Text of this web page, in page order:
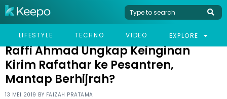
LIFESTYLE TECHNO VIDEO EXPLORE
HOME CELEB
RAFFI AHMAD UNGKAP KEINGINAN KIRIM RAFATHAR KE
Raffi Ahmad Ungkap Keinginan
Kirim Rafathar ke Pesantren,
Mantap Berhijrah?
13 MEI 2019 BY FAIZAH PRATAMA